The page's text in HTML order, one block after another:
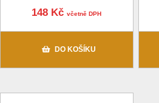
148 Kčvčetně DPH
DO KOŠÍKU